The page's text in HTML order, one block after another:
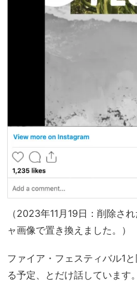
（2023年11月19日：削除さ
ャ画像で置き換えました。）
ファイア・フェスティバル1
る予定、とだけ話していま